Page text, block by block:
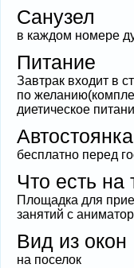
Санузел
в каждом номере
Питание
Завтрак входит в
по
диетическое
Автостоянка
бесплатно перед
Что есть на
Площадка для
занятий с
Вид из окон
на поселок